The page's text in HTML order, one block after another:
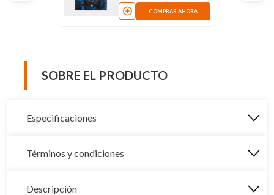
COMPRAR AHORA
SOBRE EL PRODUCTO
Especificaciones
Términos y condiciones
Descripción